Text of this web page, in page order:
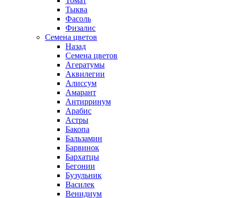
Тыква
Фасоль
Физалис
Семена цветов
Назад
Семена цветов
Агератумы
Аквилегии
Алиссум
Амарант
Антирринум
Арабис
Астры
Бакопа
Бальзамин
Барвинок
Бархатцы
Бегонии
Бузульник
Василек
Венидиум